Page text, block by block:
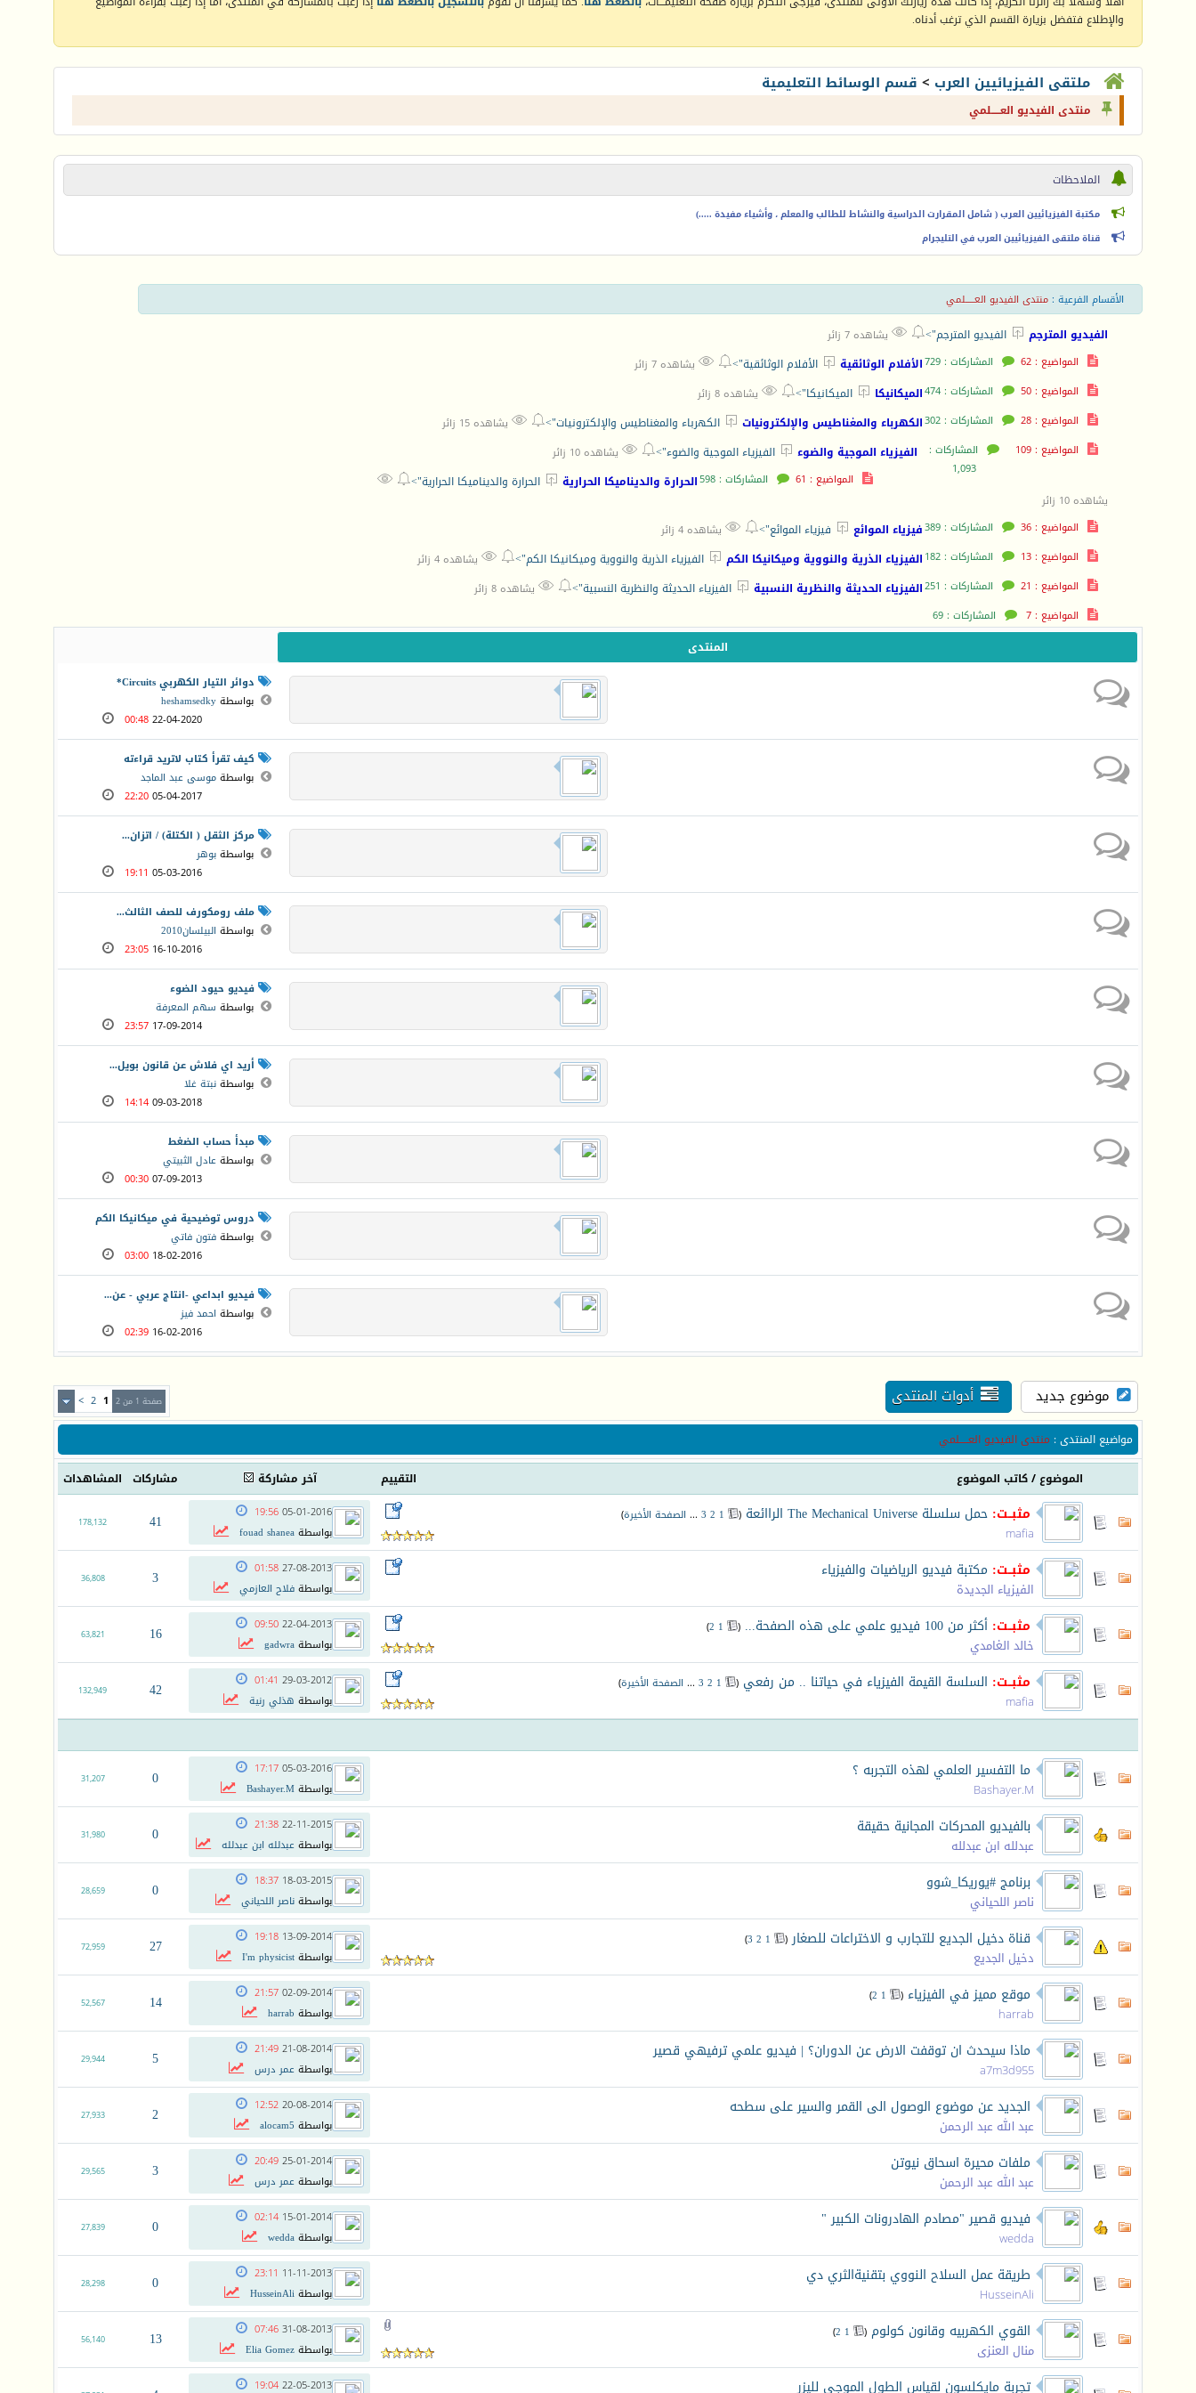
والإطلاع فتفضل بزيارة القسم الذي ترغب أدناه.
ملتقى الفيزيائيين العرب > قسم الوسائط التعليمية
منتدى الفيديو العـــــلمي
الملاحظات
مكتبة الفيزيائيين العرب ( شامل المقرارت الدراسية والنشاط للطالب والمعلم ، وأشياء مفيدة .....)
قناة ملتقى الفيزيائيين العرب في التليجرام
الأقسام الفرعية :منتدى الفيديو العـــــلمي
الفيديو المترجم  الفيديو المترجم">
 يشاهده 7 زائر
المواضيع : 62
المشاركات : 729 الأفلام الوثائقية  الأفلام الوثائقية">
 يشاهده 7 زائر
المواضيع : 50
المشاركات : 474 الميكانيكا  الميكانيكا">
 يشاهده 8 زائر
المواضيع : 28
المشاركات : 302 الكهرباء والمغناطيس والإلكترونيات  الكهرباء والمغناطيس والإلكترونيات">
 يشاهده 15 زائر
المواضيع : 109
المشاركات :
1,093
الفيزياء الموجية والضوء  الفيزياء الموجية والضوء">
 يشاهده 10 زائر
المواضيع : 61
المشاركات : 598 الحرارة والديناميكا الحرارية  الحرارة والديناميكا الحرارية">

يشاهده 10 زائر
المواضيع : 36
المشاركات : 389 فيزياء الموائع  فيزياء الموائع">
 يشاهده 4 زائر
المواضيع : 13
المشاركات : 182 الفيزياء الذرية والنووية وميكانيكا الكم  الفيزياء الذرية والنووية وميكانيكا الكم">
 يشاهده 4 زائر
المواضيع : 21
المشاركات : 251 الفيزياء الحديثة والنظرية النسبية  الفيزياء الحديثة والنظرية النسبية">
 يشاهده 8 زائر
المواضيع : 7
المشاركات : 69
المنتدى
دوائر التيار الكهربي Circuits*
بواسطةheshamsedky
22-04-2020
00:48
كيف تقرأ كتاب لاتريد قراءته
بواسطةموسى عبد الماجد
05-04-2017
22:20
مركز الثقل ( الكتلة) / اتزان...
بواسطةبوهر
05-03-2016
19:11
ملف رومكورف للصف الثالث...
بواسطة البيلسان2010
16-10-2016
23:05
فيديو حيود الضوء
بواسطة سهم المعرفة
17-09-2014
23:57
أريد اي فلاش عن قانون بويل...
بواسطةنبتة غلا
09-03-2018
14:14
مبدأ حساب الضغط
بواسطةعادل الثبيتي
07-09-2013
00:30
دروس توضيحية في ميكانيكا الكم
بواسطةفتون فاتي
18-02-2016
03:00
فيديو ابداعي -انتاج عربي - عن...
بواسطة احمد فيز
16-02-2016
02:39
موضوع جديد أدوات المنتدى صفحة 1 من 2 1
2
>
مواضيع المنتدى: منتدى الفيديو العـــــلمي
التقييم
الموضوع/كاتب الموضوع آخر مشاركة مشاركات المشاهدات
مثبــت: حمل سلسلة The Mechanical Universe الراائعة (
1
2
3
... الصفحة الأخيرة)
mafia
05-01-2016
19:56
بواسطةfouad shanea
41
178,132
مثبــت: مكتبة فيديو الرياضيات والفيزياء
الفيزياء الجديدة
27-08-2013
01:58
بواسطةفلاح العازمي 3
36,808
مثبــت: أكثر من 100 فيديو علمي على هذه الصفحة... (
1
2
)
خالد الغامدي
22-04-2013
09:50
بواسطةgadwra
16
63,821
مثبــت: السلسة القيمة الفيزياء في حياتنا .. من رفعي (
1
2
3
... الصفحة الأخيرة)
mafia
29-03-2012
01:41
بواسطة هذلي رنية 42
132,949
ما التفسير العلمي لهذه التجربه ؟
Bashayer.M
05-03-2016
17:17
بواسطةBashayer.M
0
31,207
بالفيديو المحركات المجانية حقيقة
عبدلله ابن عبدلله
22-11-2015
21:38
بواسطةعبدلله ابن عبدلله 0
31,980
برنامج #يوريكا_شوو
ناصر اللحياني
18-03-2015
18:37
بواسطةناصر اللحياني 0
28,659
قناة دخيل الجديع للتجارب و الاختراعات للصغار‏
(
1
2
3
)
دخيل الجديع
13-09-2014
19:18
بواسطةI'm physicist
27
72,959
موقع مميز في الفيزياء (
1
2
)
harrab
02-09-2014
21:57
بواسطة harrab
14
52,567
ماذا سيحدث ان توقفت الارض عن الدوران؟ | فيديو علمي ترفيهي قصير
a7m3d955
21-08-2014
21:49
بواسطةعمر درس 5
29,944
الجديد عن موضوع الوصول الى القمر والسير على سطحه
عبد الله عبد الرحمن
20-08-2014
12:52
بواسطة alocam5
2
27,933
ملفات محيرة اسحاق نيوتن
عبد الله عبد الرحمن
25-01-2014
20:49
بواسطةعمر درس 3
29,565
فيديو قصير "مصادم الهادرونات الكبير "
wedda
15-01-2014
02:14
بواسطةwedda
0
27,839
طريقة عمل السلاح النووي بتقنيةالثري دي
HusseinAli
11-11-2013
23:11
بواسطةHusseinAli
0
28,298
القوي الكهربيه وقانون كولوم (
1
2
)
منال العنزى
31-08-2013
07:46
بواسطةElia Gomez
13
56,140
تجربة مايكلسون لقياس الطول الموجي لليزر 22-05-2013
19:04